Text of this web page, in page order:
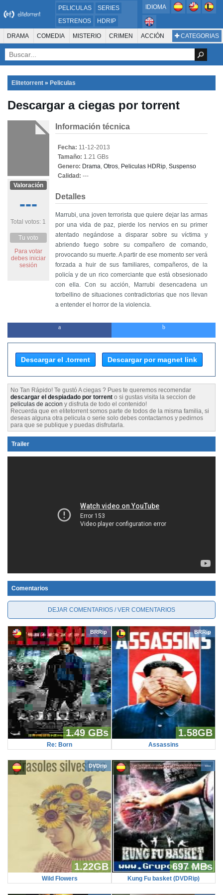
PELICULAS
SERIES
ESTRENOS
HDRIP
MICROHD
720P
DVDRIP
IDIOMA
CATEGORIAS
DRAMA COMEDIA MISTERIO CRIMEN ACCIÓN
SUSPENSO AVENTURA
ANIMACIÓN ROMANCE TERROR CIENCIA FICCIÓN FANTASÍA
FAMILIA DOCUS Y TV
PELÍCULA DE LA TELEVISIÓN FOREIGN KIDS REALITY
THRILLER BIOGRAFÍA
Elitetorrent » Peliculas
Descargar a ciegas por torrent
Valoración
---
Total votos: 1
Tu voto
Para votar
debes iniciar
sesión
Información técnica
Fecha: 11-12-2013
Tamaño: 1.21 GBs
Genero: Drama, Otros, Peliculas HDRip, Suspenso
Calidad: ---
Detalles
Marrubi, una joven terrorista que quiere dejar las armas
por una vida de paz, pierde los nervios en su primer
atentado negándose a disparar sobre su víctima y
abriendo fuego sobre su compañero de comando,
provocando su muerte. A partir de ese momento ser verá
forzada a huir de sus familiares, compañeros, de la
policía y de un rico comerciante que está obsesionado
con ella. Con su acción, Marrubi desencadena un
torbellino de situaciones contradictorias que nos llevan
a entender el horror de la violencia.
Descargar el .torrent Descargar por magnet link
No Tan Rápido! Te gustó A ciegas ? Pues te queremos recomendar
descargar el despiadado por torrent o si gustas visita la seccion de
peliculas de accion y disfruta de todo el contenido!
Recuerda que en elitetorrent somos parte de todos de la misma familia, si
deseas alguna otra pelicula o serie solo debes contactarnos y pedirnos
para que se publique y puedas disfrutarla.
Trailer
Comentarios
DEJAR COMENTARIOS / VER COMENTARIOS
BRRip
1.49 GBs
Re: Born
BRRip
1.58GB
Assassins
DVDrip
1.22GB
Wild Flowers
---
697 MBs
Kung Fu basket (DVDRip)